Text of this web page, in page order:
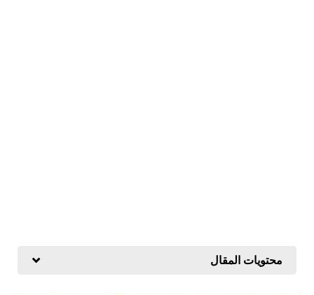
محتويات المقال